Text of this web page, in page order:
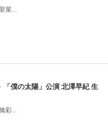
菜...
「僕の太陽」公演 北澤早紀 生
彩...